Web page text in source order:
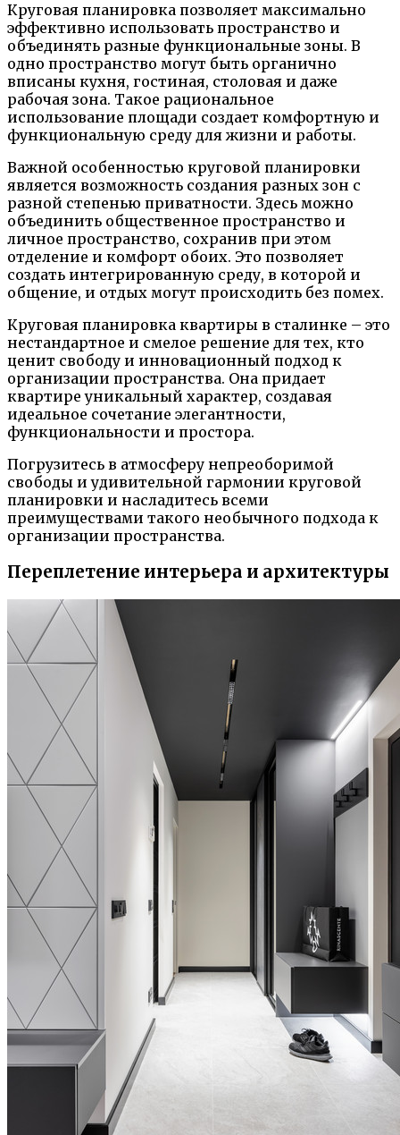
Круговая планировка позволяет максимально
эффективно использовать пространство и
объединять разные функциональные зоны. В
одно пространство могут быть органично
вписаны кухня, гостиная, столовая и даже
рабочая зона. Такое рациональное
использование площади создает комфортную и
функциональную среду для жизни и работы.
Важной особенностью круговой планировки
является возможность создания разных зон с
разной степенью приватности. Здесь можно
объединить общественное пространство и
личное пространство, сохранив при этом
отделение и комфорт обоих. Это позволяет
создать интегрированную среду, в которой и
общение, и отдых могут происходить без помех.
Круговая планировка квартиры в сталинке – это
нестандартное и смелое решение для тех, кто
ценит свободу и инновационный подход к
организации пространства. Она придает
квартире уникальный характер, создавая
идеальное сочетание элегантности,
функциональности и простора.
Погрузитесь в атмосферу непреоборимой
свободы и удивительной гармонии круговой
планировки и насладитесь всеми
преимуществами такого необычного подхода к
организации пространства.
Переплетение интерьера и архитектуры